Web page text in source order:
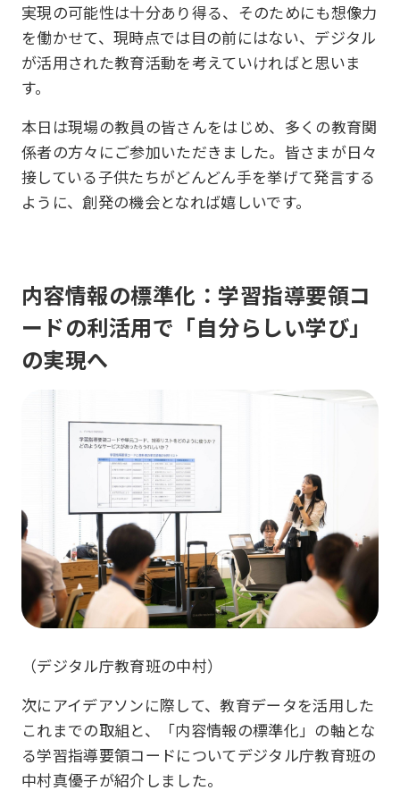
実現の可能性は十分あり得る、そのためにも想像力
を働かせて、現時点では目の前にはない、デジタル
が活用された教育活動を考えていければと思いま
す。
本日は現場の教員の皆さんをはじめ、多くの教育関
係者の方々にご参加いただきました。皆さまが日々
接している子供たちがどんどん手を挙げて発言する
ように、創発の機会となれば嬉しいです。
内容情報の標準化：学習指導要領コ
ードの利活用で「自分らしい学び」
の実現へ
（デジタル庁教育班の中村）
次にアイデアソンに際して、教育データを活用した
これまでの取組と、「内容情報の標準化」の軸とな
る学習指導要領コードについてデジタル庁教育班の
中村真優子が紹介しました。